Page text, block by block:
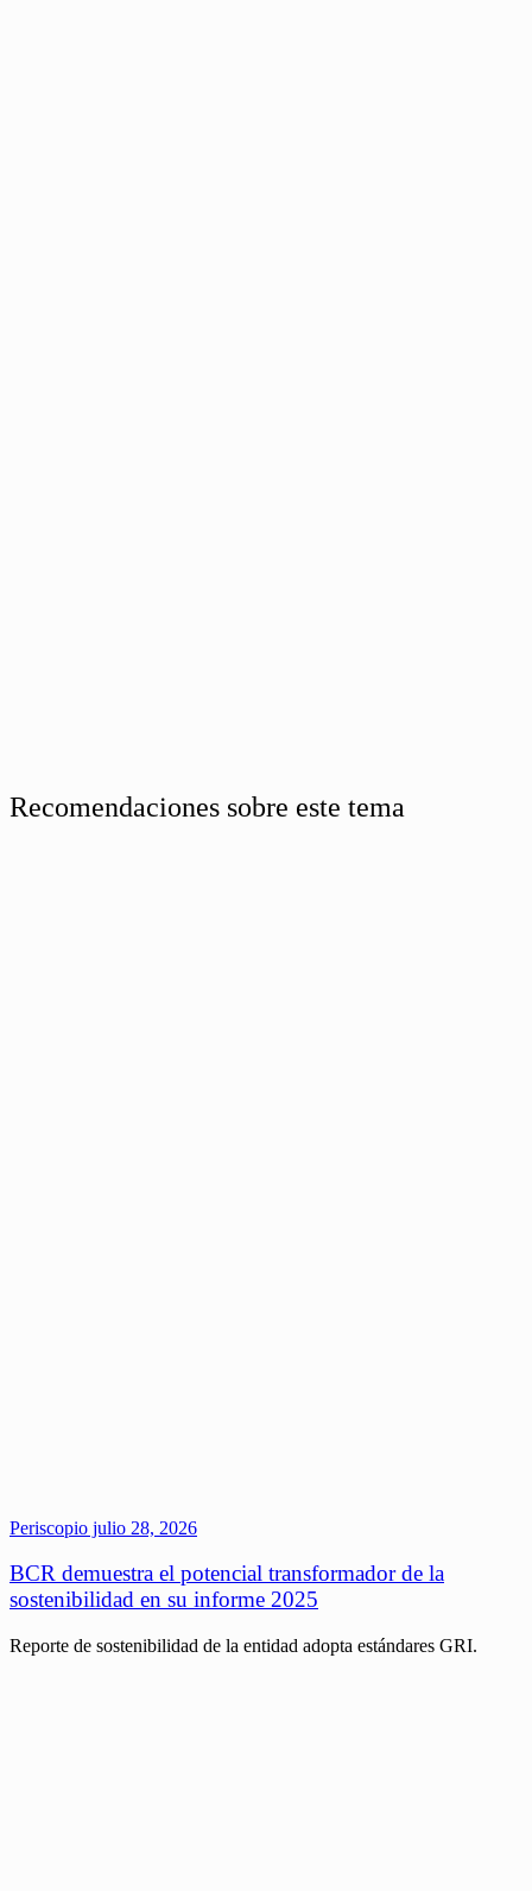
Recomendaciones sobre este tema
Periscopio julio 28, 2026
BCR demuestra el potencial transformador de la
sostenibilidad en su informe 2025
Reporte de sostenibilidad de la entidad adopta estándares GRI.